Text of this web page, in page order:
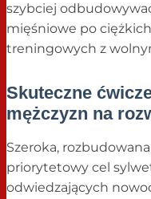
szybciej
mięśniowe po
treningowych z
Skuteczne
mężczyzn na
Szeroka,
priorytetowy cel
odwiedzających